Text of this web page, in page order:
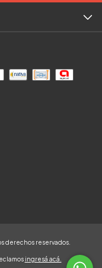
derechos reservados.
ingresá acá.